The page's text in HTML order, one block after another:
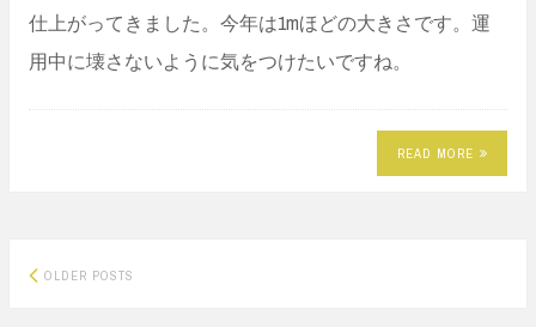
仕上がってきました。今年は1mほどの大きさです。運
用中に壊さないように気をつけたいですね。
READ MORE
Posts
OLDER POSTS